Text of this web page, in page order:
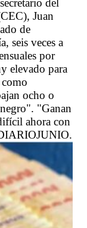
del
Juan
de
seis veces a
por
elevado para
ocho o
"Ganan
ahora con